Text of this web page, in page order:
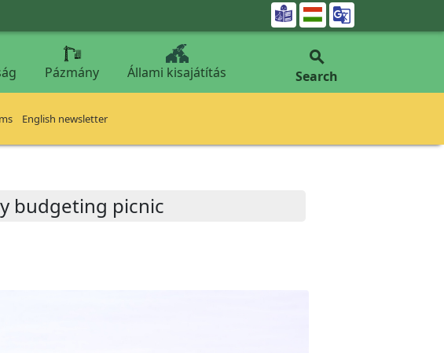

Pázmány Állami kisajátítás

Search
English newsletter
budgeting picnic